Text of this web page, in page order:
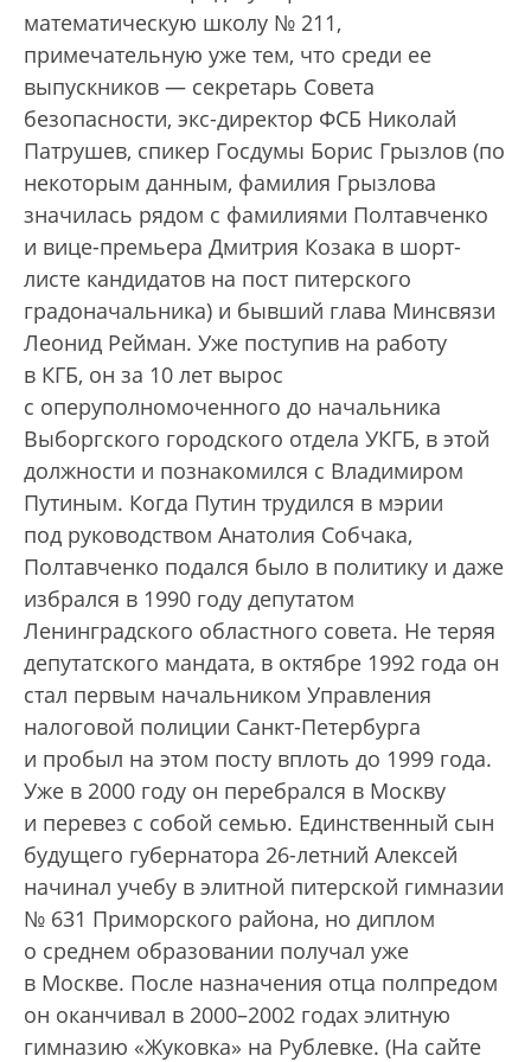
математическую школу № 211,
примечательную уже тем, что среди ее
выпускников — секретарь Совета
безопасности, экс-директор ФСБ Николай
Патрушев, спикер Госдумы Борис Грызлов (по
некоторым данным, фамилия Грызлова
значилась рядом с фамилиями Полтавченко
и вице-премьера Дмитрия Козака в шорт-
листе кандидатов на пост питерского
градоначальника) и бывший глава Минсвязи
Леонид Рейман. Уже поступив на работу
в КГБ, он за 10 лет вырос
с оперуполномоченного до начальника
Выборгского городского отдела УКГБ, в этой
должности и познакомился с Владимиром
Путиным. Когда Путин трудился в мэрии
под руководством Анатолия Собчака,
Полтавченко подался было в политику и даже
избрался в 1990 году депутатом
Ленинградского областного совета. Не теряя
депутатского мандата, в октябре 1992 года он
стал первым начальником Управления
налоговой полиции Санкт-Петербурга
и пробыл на этом посту вплоть до 1999 года.
Уже в 2000 году он перебрался в Москву
и перевез с собой семью. Единственный сын
будущего губернатора 26-летний Алексей
начинал учебу в элитной питерской гимназии
№ 631 Приморского района, но диплом
о среднем образовании получал уже
в Москве. После назначения отца полпредом
он оканчивал в 2000–2002 годах элитную
гимназию «Жуковка» на Рублевке. (На сайте